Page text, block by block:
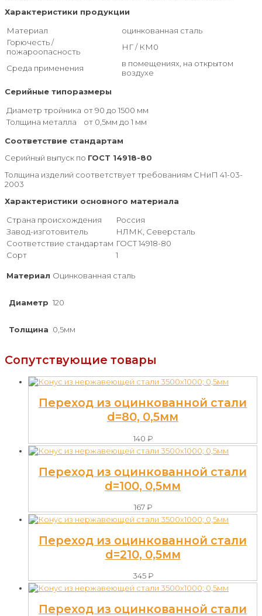
Характеристики продукции
Материал
оцинкованная сталь
Горючесть /
пожароопасность
НГ / КМ0
Среда применения
в помещениях, на открытом
воздухе
Серийные типоразмеры
Диаметр тройника от 90 до 1500 мм
Толщина металла
от 0,5мм до 1 мм
Соответствие стандартам
Серийный выпуск по ГОСТ 14918-80
Толщина изделий соответствует требованиям СНиП 41-03-
2003
Характеристики основного материала
Страна происхождения
Россия
Завод-изготовитель
НЛМК, Северсталь
Соответствие стандартам ГОСТ 14918-80
Сорт
1
Материал Оцинкованная сталь
Диаметр 120
Толщина 0,5мм
Сопутствующие товары
Переход из оцинкованной стали
d=80, 0,5мм
140 ₽
Переход из оцинкованной стали
d=100, 0,5мм
167₽
Переход из оцинкованной стали
d=210, 0,5мм
345₽
Переход из оцинкованной стали